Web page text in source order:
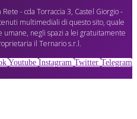
Rete - cda Torraccia 3, Castel Giorgio -
multimediali di questo sito, quale
umane, negli spazi a lei gratuitamente
il Ternario s.r.l.
Youtube Instagram Twitter Telegram